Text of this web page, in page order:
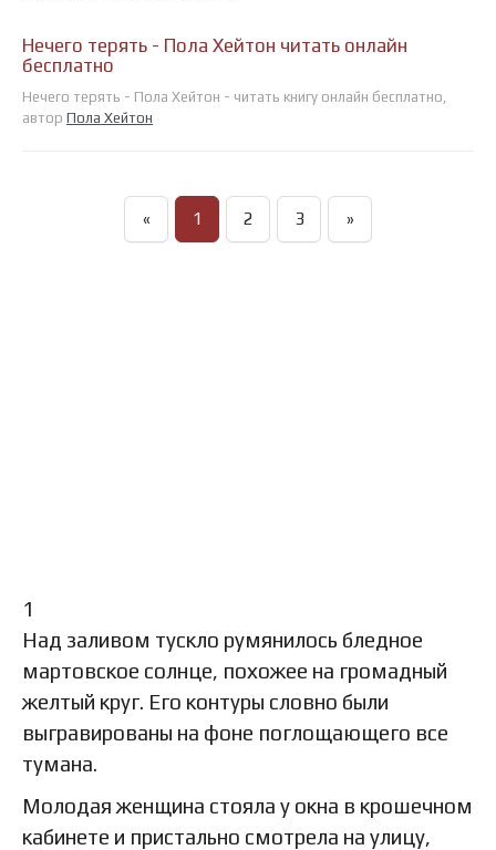
Нечего терять - Пола Хейтон читать онлайн
бесплатно
Нечего терять - Пола Хейтон - читать книгу онлайн бесплатно,
автор Пола Хейтон
« 1 2 3 »
1
Над заливом тускло румянилось бледное
мартовское солнце, похожее на громадный
желтый круг. Его контуры словно были
выгравированы на фоне поглощающего все
тумана.
Молодая женщина стояла у окна в крошечном
кабинете и пристально смотрела на улицу,